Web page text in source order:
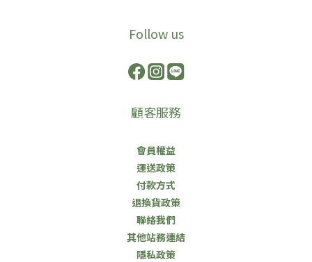
Follow us
顧客服務
會員權益
運送政策
付款方式
退換貨政策
聯絡我們
其他站務連結
隱私政策